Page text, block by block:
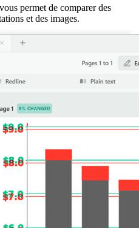
permet de comparer des
et des images.